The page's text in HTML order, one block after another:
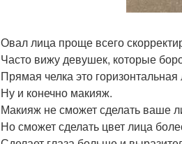
Овал лица проще всего
Часто вижу девушек, которые
Прямая челка это
Ну и конечно макияж.
Макияж не сможет сделать ваше
Но сможет сделать цвет лица